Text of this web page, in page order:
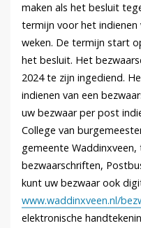
maken als het besluit
termijn voor het indienen
weken. De termijn start
het besluit. Het
2024 te zijn ingediend.
indienen van een
uw bezwaar per post
College van
gemeente Waddinxveen,
bezwaarschriften,
kunt uw bezwaar ook
www.waddinxveen.nl/
elektronische